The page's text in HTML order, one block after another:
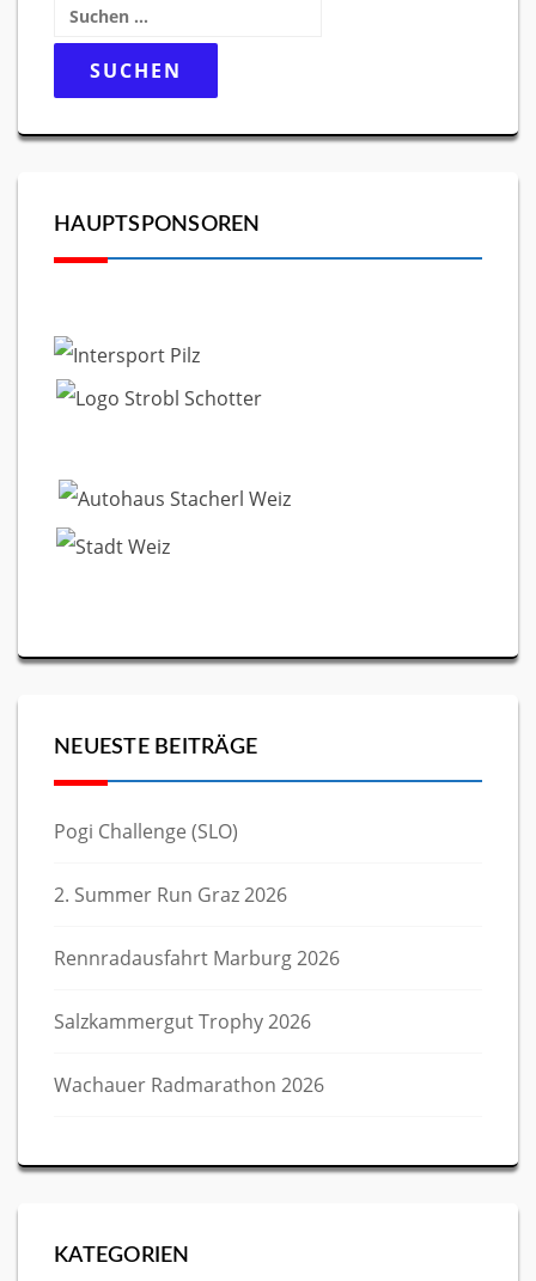
Suchen
nach:
HAUPTSPONSOREN
NEUESTE BEITRÄGE
Pogi Challenge (SLO)
2. Summer Run Graz 2026
Rennradausfahrt Marburg 2026
Salzkammergut Trophy 2026
Wachauer Radmarathon 2026
KATEGORIEN